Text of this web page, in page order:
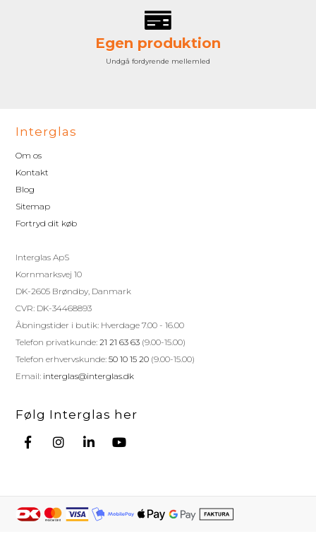
Egen produktion
Undgå fordyrende mellemled
Interglas
Om os
Kontakt
Blog
Sitemap
Fortryd dit køb
Interglas ApS
Kornmarksvej 10
DK-2605 Brøndby, Danmark
CVR: DK-34468893
Åbningstider i butik: Hverdage 7.00 - 16.00
Telefon privatkunde:21 21 63 63 (9.00-15.00)
Telefon erhvervskunde:50 10 15 20 (9.00-15.00)
Email: interglas@interglas.dk
Følg Interglas her